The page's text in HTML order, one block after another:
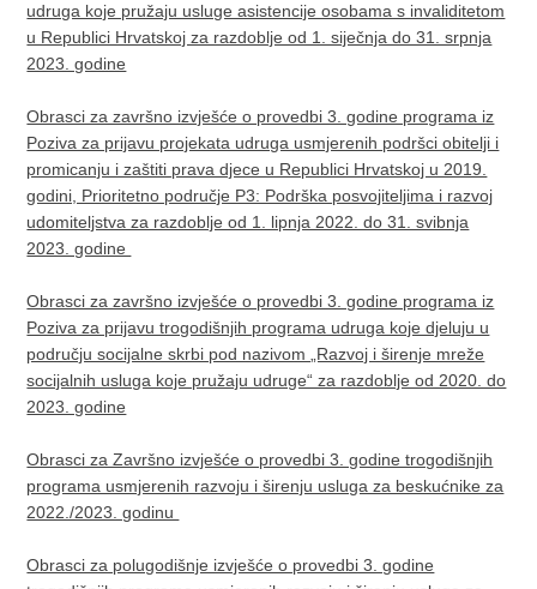
udruga koje pružaju usluge asistencije osobama s invaliditetom
u Republici Hrvatskoj za razdoblje od 1. siječnja do 31. srpnja
2023. godine
Obrasci za završno izvješće o provedbi 3. godine programa iz
Poziva za prijavu projekata udruga usmjerenih podršci obitelji i
promicanju i zaštiti prava djece u Republici Hrvatskoj u 2019.
godini, Prioritetno područje P3: Podrška posvojiteljima i razvoj
udomiteljstva za razdoblje od 1. lipnja 2022. do 31. svibnja
2023. godine
Obrasci za završno izvješće o provedbi 3. godine programa iz
Poziva za prijavu trogodišnjih programa udruga koje djeluju u
području socijalne skrbi pod nazivom „Razvoj i širenje mreže
socijalnih usluga koje pružaju udruge“ za razdoblje od 2020. do
2023. godine
Obrasci za Završno izvješće o provedbi 3. godine trogodišnjih
programa usmjerenih razvoju i širenju usluga za beskućnike za
2022./2023. godinu
Obrasci za polugodišnje izvješće o provedbi 3. godine